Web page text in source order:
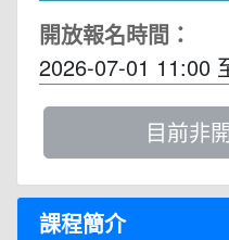
開放報名時間：
2026-07-01 11:00
目前非
課程簡介